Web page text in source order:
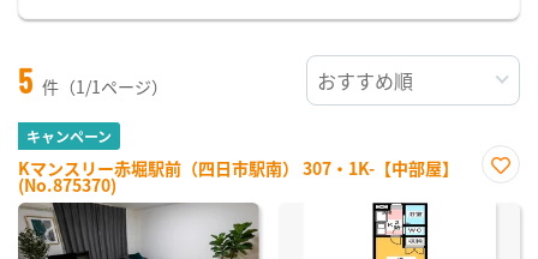
5 件（1/1ページ）
キャンペーン
Kマンスリー赤堀駅前（四日市駅南） 307・1K-【中部屋】
(No.875370)
に入